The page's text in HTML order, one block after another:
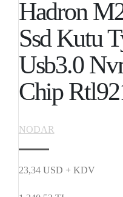
Hadron
Ssd Kutu
Usb3.0
Chip
NODAR
23,34 USD + KDV